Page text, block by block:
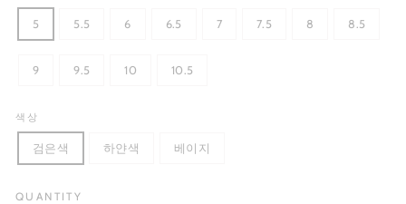
5 5.5 6 6.5 7 7.5 8 8.5
9 9.5 10 10.5
색상
검은색 하얀색 베이지
QUANTITY